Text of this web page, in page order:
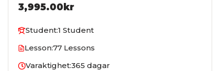
3,995.00kr
Student:1 Student
Lesson:77 Lessons
Varaktighet:365 dagar